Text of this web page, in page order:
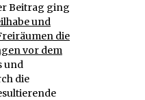
Beitrag ging
und
die
vor dem
und
die